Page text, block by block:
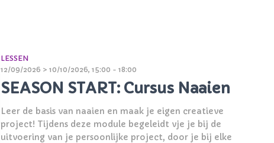
LESSEN
12/09/2026 > 10/10/2026, 15:00 - 18:00
SEASON START: Cursus Naaien
Leer de basis van naaien en maak je eigen creatieve
project! Tijdens deze module begeleidt vje je bij de
uitvoering van je persoonlijke project, door je bij elke